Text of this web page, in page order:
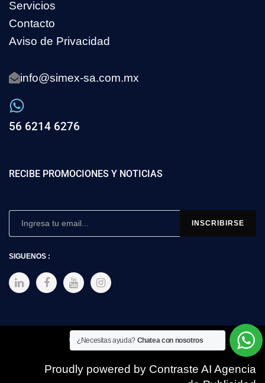
Servicios
Contacto
Aviso de Privacidad
info@simex-sa.com.mx
56 6214 6276
RECIBE PROMOCIONES Y NOTICIAS
SIGUENOS :
Copyright © 2025 SIMEX
Proudly powered by Contraste AI Agencia
¿Necesitas ayuda? Chatea con nosotros